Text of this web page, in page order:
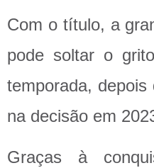
Com o título, a
pode soltar o
temporada,
na decisão em
Graças à